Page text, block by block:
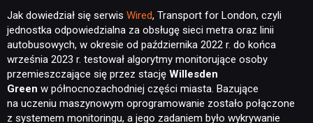
Jak dowiedział się serwis Wired, Transport for London, czyli
jednostka odpowiedzialna za obsługę sieci metra oraz linii
autobusowych, w okresie od października 2022 r. do końca
września 2023 r. testował algorytmy monitorujące osoby
przemieszczające się przez stację Willesden
Green w północnozachodniej części miasta. Bazujące
na uczeniu maszynowym oprogramowanie zostało połączone
z systemem monitoringu, a jego zadaniem było wykrywanie